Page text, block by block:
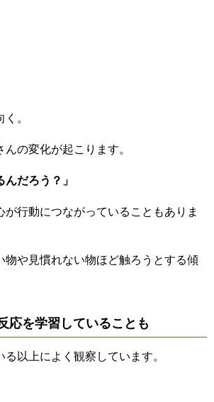
。
の変化が起こります。
んだろう？」
が行動につながっていることもありま
物や見慣れない物ほど触ろうとする傾
応を学習していることも
以上によく観察しています。